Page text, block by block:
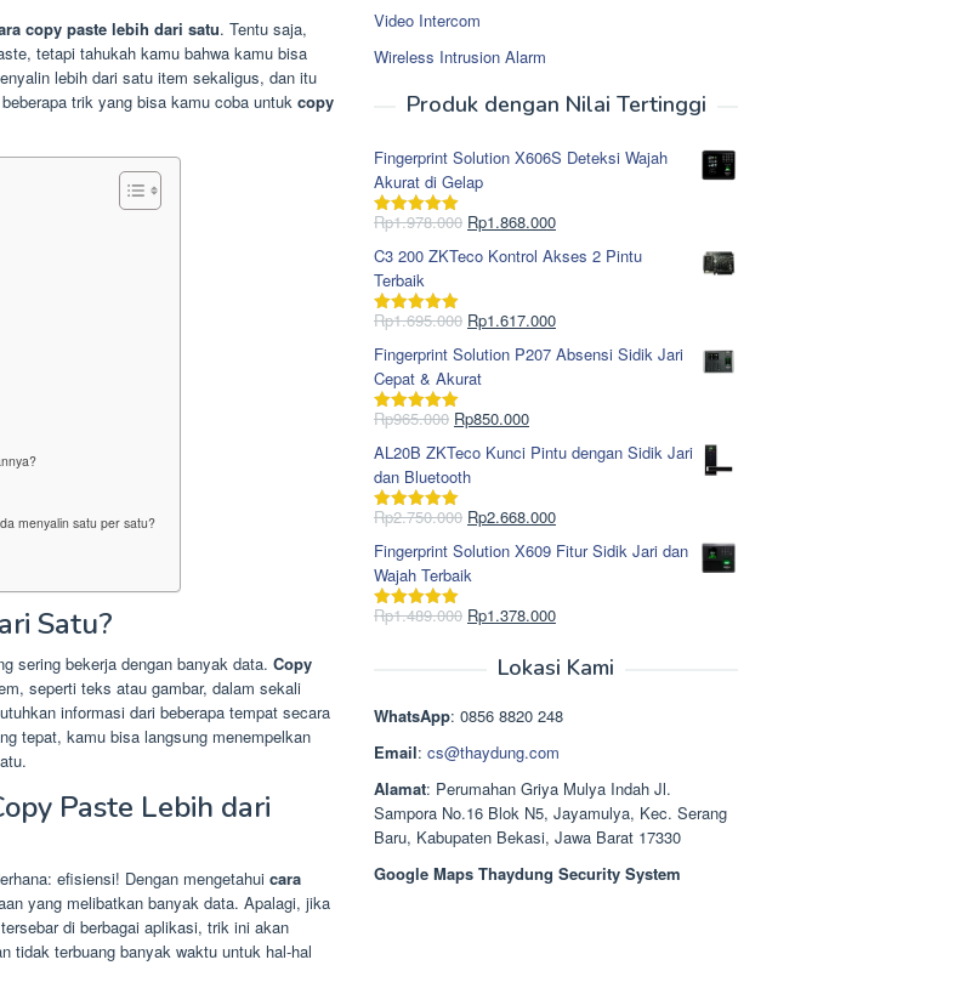
copy paste lebih dari satu. Tentu saja,
tetapi tahukah kamu bahwa kamu bisa
lebih dari satu item sekaligus, dan itu
trik yang bisa kamu coba untuk copy
menyalin satu per satu?
Satu?
sering bekerja dengan banyak data. Copy
seperti teks atau gambar, dalam sekali
informasi dari beberapa tempat secara
tepat, kamu bisa langsung menempelkan
Paste Lebih dari
efisiensi! Dengan mengetahui cara
yang melibatkan banyak data. Apalagi, jika
di berbagai aplikasi, trik ini akan
tidak terbuang banyak waktu untuk hal-hal
Video Intercom
Wireless Intrusion Alarm
Produk dengan Nilai Tertinggi
Fingerprint Solution X606S Deteksi Wajah
Akurat di Gelap
Dinilai5.00
Rp1.978.000 Harga
aslinya
adalah:
Rp1.868.000Harga
saat
ini
Rp1.868.000.
C3 200 ZKTeco Kontrol Akses 2 Pintu
Terbaik
Dinilai5.00
Rp1.695.000 Harga
aslinya
adalah:
Rp1.695.000.
Rp1.617.000Harga
saat
ini
Fingerprint Solution P207 Absensi Sidik Jari
Cepat & Akurat
Dinilai5.00
Rp965.000 Harga
aslinya
adalah:
Rp965.000.
Rp850.000Harga
saat
ini
Rp850.000.
AL20B ZKTeco Kunci Pintu dengan Sidik Jari
dan Bluetooth
Dinilai5.00
Rp2.750.000 Harga
aslinya
adalah:
Rp2.750.000.
Rp2.668.000Harga
saat
ini
Rp2.668.000.
Fingerprint Solution X609 Fitur Sidik Jari dan
Wajah Terbaik
Dinilai5.00
Rp1.489.000 Harga
adalah:
Rp1.378.000Harga
ini
Rp1.378.000.
Lokasi Kami
WhatsApp: 0856 8820 248
Email: cs@thaydung.com
Alamat: Perumahan Griya Mulya Indah Jl.
Sampora No.16 Blok N5, Jayamulya, Kec. Serang
Baru, Kabupaten Bekasi, Jawa Barat 17330
Google Maps Thaydung Security System